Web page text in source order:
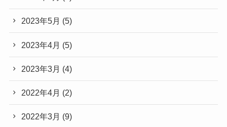
2023年5月 (5)
2023年4月 (5)
2023年3月 (4)
2022年4月 (2)
2022年3月 (9)